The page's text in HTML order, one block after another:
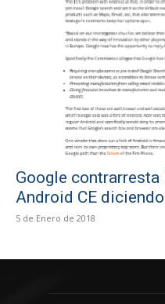
Google
Android CE
5 de Enero de 2018